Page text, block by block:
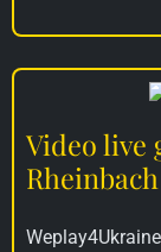
Video live
Rheinbach